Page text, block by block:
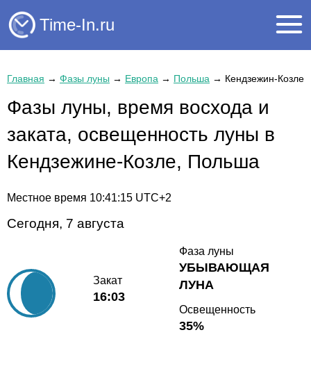
Time-In.ru
Главная → Фазы луны → Европа → Польша → Кендзежин-Козле
Фазы луны, время восхода и
заката, освещенность луны в
Кендзежине-Козле, Польша
Местное время 10:41:15 UTC+2
Сегодня, 7 августа
Закат
16:03
Фаза луны
УБЫВАЮЩАЯ
ЛУНА
Освещенность
35%